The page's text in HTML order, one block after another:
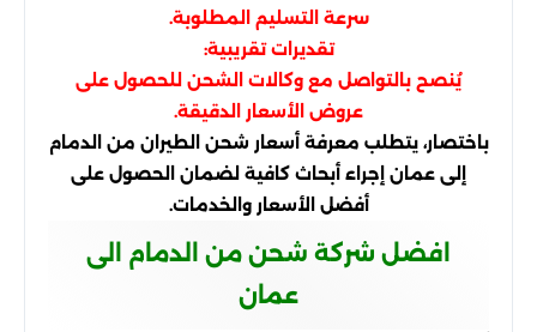
سرعة التسليم المطلوبة.
تقديرات تقريبية:
يُنصح بالتواصل مع وكالات الشحن للحصول على
عروض الأسعار الدقيقة.
باختصار، يتطلب معرفة أسعار شحن الطيران من الدمام
إلى عمان إجراء أبحاث كافية لضمان الحصول على
أفضل الأسعار والخدمات.
افضل شركة شحن من الدمام الى
عمان